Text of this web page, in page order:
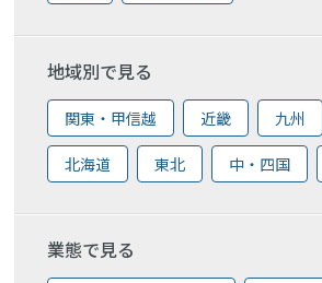
地域別で見る
関東・甲信越 近畿 九州
北海道 東北 中・四国
業態で見る